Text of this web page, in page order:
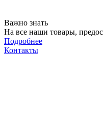
Важно знать
На все наши товары,
Подробнее
Контакты